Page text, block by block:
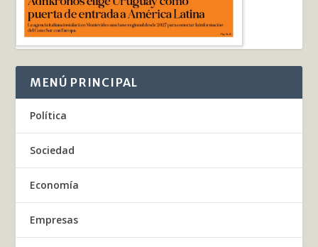
MENÚ PRINCIPAL
Política
Sociedad
Economía
Empresas